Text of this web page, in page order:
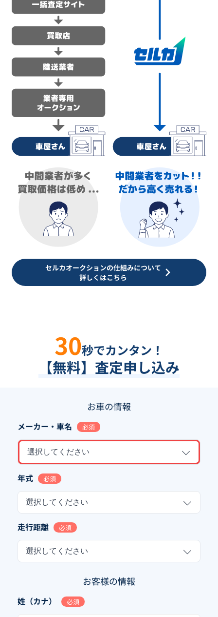
セルカオークションの仕組みについて
詳しくはこちら
30秒でカンタン！
【無料】査定申し込み
お車の情報
メーカー・車名 必須
選択してください
年式 必須
選択してください
走行距離 必須
選択してください
お客様の情報
姓（カナ） 必須